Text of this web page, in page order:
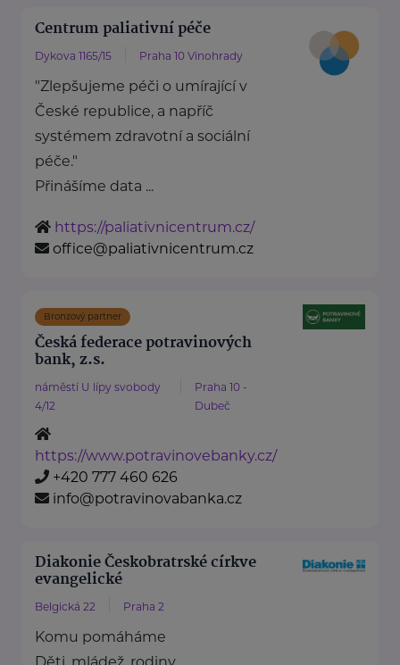
Centrum paliativní péče
Dykova 1165/15 Praha 10 Vinohrady
"Zlepšujeme péči o umírající v
České republice, a napříč
systémem zdravotní a sociální
péče."
Přinášíme data ...
https://paliativnicentrum.cz/
office@paliativnicentrum.cz
Bronzový partner
Česká federace potravinových
bank, z.s.
náměstí U lípy svobody
4/12
Praha 10 -
Dubeč
https://www.potravinovebanky.cz/
+420 777 460 626
info@potravinovabanka.cz
Diakonie Českobratrské církve
evangelické
Belgická 22 Praha 2
Komu pomáháme